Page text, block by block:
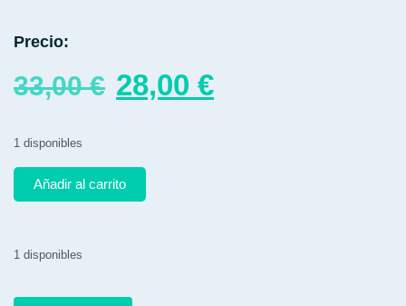
Precio:
33,00€ 28,00 €
1 disponibles
Añadir al carrito
1 disponibles